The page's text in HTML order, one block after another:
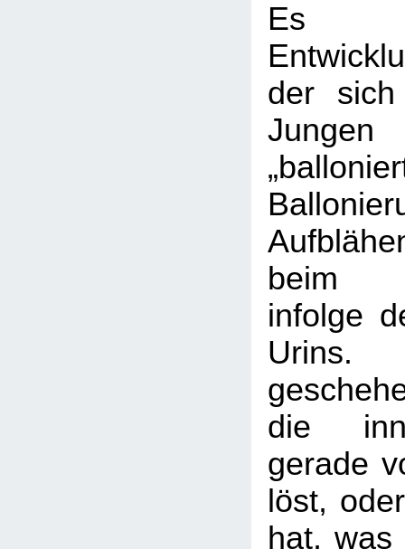
Es
der
beim
infolge
Urins.
die
gerade
löst,
hat, was